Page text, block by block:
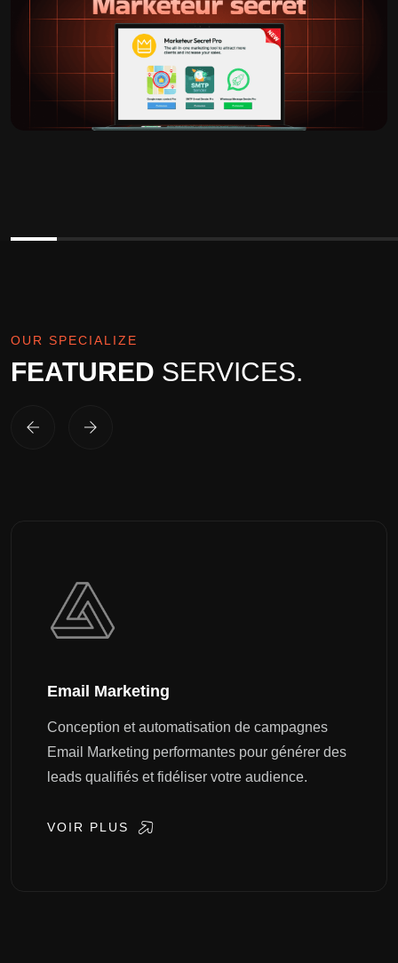
OUR SPECIALIZE
FEATURED SERVICES.
Email Marketing
Conception et automatisation de campagnes
Email Marketing performantes pour générer des
leads qualifiés et fidéliser votre audience.
VOIR PLUS